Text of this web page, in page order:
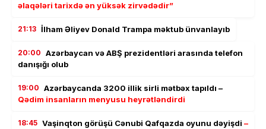
əlaqələri tarixdə ən yüksək zirvədədir”
21:13 İlham Əliyev Donald Trampa məktub ünvanlayıb
20:00 Azərbaycan və ABŞ prezidentləri arasında telefon
danışığı olub
19:00 Azərbaycanda 3200 illik sirli mətbəx tapıldı –
Qədim insanların menyusu heyrətləndirdi
18:45 Vaşinqton görüşü Cənubi Qafqazda oyunu dəyişdi –